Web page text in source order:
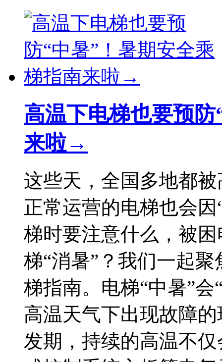
高温下电梯也要预
来啦→
这些天，全国多地都
正常运营的电梯也会
梯时要注意什么，被
梯“消暑”？我们一起
梯指南。电梯“中暑”会
高温天气下出现故障
发期，持续的高温不